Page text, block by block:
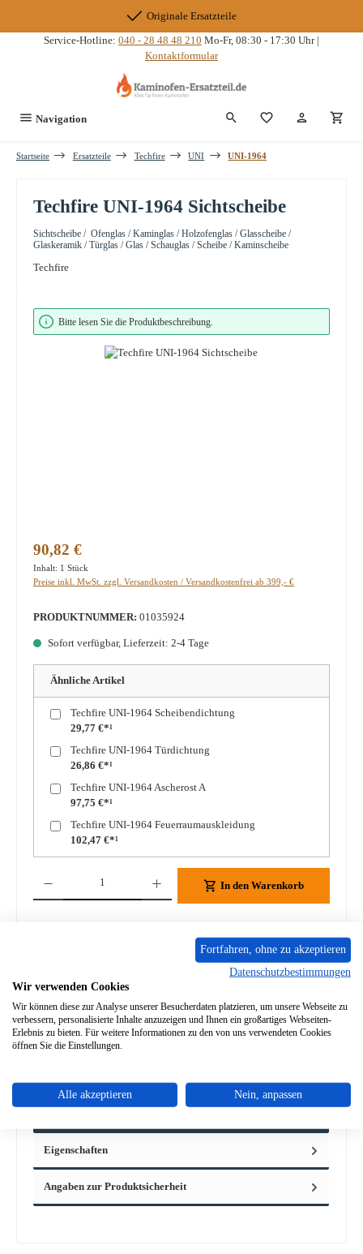
Originale Ersatzteile
Service-Hotline: 040 - 28 48 48 210 Mo-Fr, 08:30 - 17:30 Uhr |
Kontaktformular
Navigation Du hast 0
Startseite Ersatzteile Techfire UNI UNI-1964
Techfire UNI-1964 Sichtscheibe
Sichtscheibe / Ofenglas / Kaminglas / Holzofenglas / Glasscheibe /
Glaskeramik / Türglas / Glas / Schauglas / Scheibe / Kaminscheibe
Techfire
Bildergalerie überspringen
Bitte lesen Sie die Produktbeschreibung.
Regulärer Preis:
90,82 €
Inhalt: 1 Stück
Preise inkl. MwSt. zzgl. Versandkosten / Versandkostenfrei ab 399,- €
PRODUKTNUMMER: 01035924
Sofort verfügbar, Lieferzeit: 2-4 Tage
Ähnliche Artikel
Techfire UNI-1964 Scheibendichtung
29,77 €*¹
Techfire UNI-1964 Türdichtung
26,86 €*¹
Techfire UNI-1964 Ascherost A
97,75 €*¹
Techfire UNI-1964 Feuerraumauskleidung
102,47 €*¹
In den Warenkorb
Frage zum Produkt
Original Sichtscheibe für den Kaminofen Techfire UNI-1964
Techfire UNI-1964 Sichtscheibe Eckdaten: Holzofenglas,
Eigenschaften
Angaben zur Produktsicherheit
Fortfahren, ohne zu akzeptieren
Datenschutzbestimmungen
Wir verwenden Cookies
Wir können diese zur Analyse unserer Besucherdaten platzieren, um unsere Webseite zu
verbessern, personalisierte Inhalte anzuzeigen und Ihnen ein großartiges Webseiten-
Erlebnis zu bieten. Für weitere Informationen zu den von uns verwendeten Cookies
öffnen Sie die Einstellungen.
Alle akzeptieren Nein, anpassen